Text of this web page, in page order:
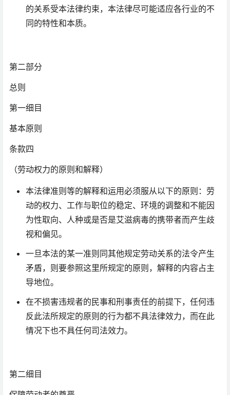
的关系受本法律约束，本法律尽可能适应各行业的不
同的特性和本质。
第二部分
总则
第一细目
基本原则
条款四
（劳动权力的原则和解释）
本法律准则等的解释和运用必须服从以下的原则：劳
动的权力、工作与职位的稳定、环境的调整和不能因
为性取向、人种或是否是艾滋病毒的携带者而产生歧
视和偏见。
一旦本法的某一准则同其他规定劳动关系的法令产生
矛盾，则要参照这里所规定的原则，解释的内容占主
导地位。
在不损害违规者的民事和刑事责任的前提下，任何违
反此法所规定的原则的行为都不具法律效力，而在此
情况下也不具任何司法效力。
第二细目